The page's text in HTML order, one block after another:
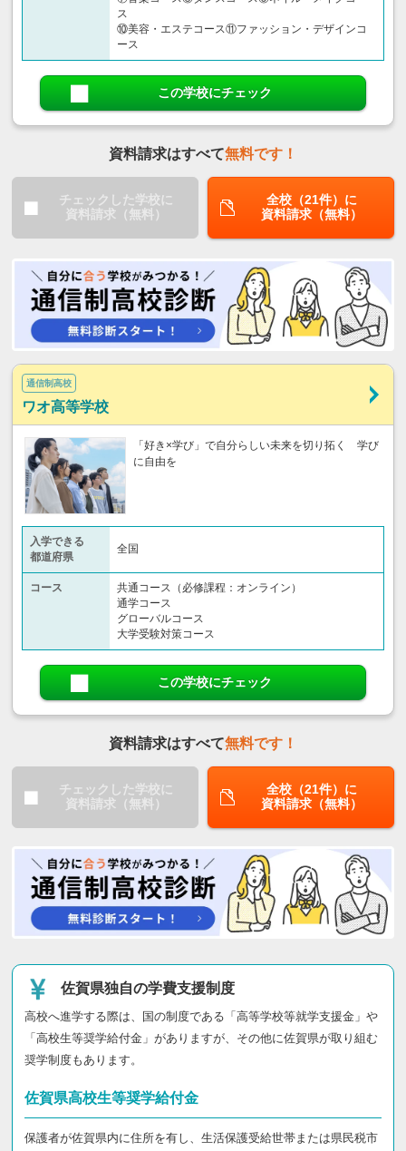
ス
⑩美容・エステコース⑪ファッション・デザインコ
ース
この学校にチェック
資料請求はすべて無料です！
チェックした学校に
資料請求（無料）
全校（21件）に
資料請求（無料）
通信制高校
ワオ高等学校
「好き×学び」で自分らしい未来を切り拓く 学び
に自由を
入学できる
都道府県
全国
コース
共通コース（必修課程：オンライン）
通学コース
グローバルコース
大学受験対策コース
この学校にチェック
資料請求はすべて無料です！
チェックした学校に
資料請求（無料）
全校（21件）に
資料請求（無料）
佐賀県独自の学費支援制度
高校へ進学する際は、国の制度である「高等学校等就学支援金」や
「高校生等奨学給付金」がありますが、その他に佐賀県が取り組む
奨学制度もあります。
佐賀県高校生等奨学給付金
保護者が佐賀県内に住所を有し、生活保護受給世帯または県民税市